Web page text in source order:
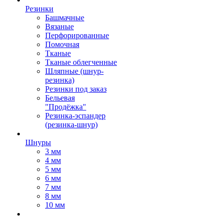
Резинки
Башмачные
Вязаные
Перфорированные
Помочная
Тканые
Тканые облегченные
Шляпные (шнур-
резинка)
Резинки под заказ
Бельевая
"Продёжка"
Резинка-эспандер
(резинка-шнур)
Шнуры
3 мм
4 мм
5 мм
6 мм
7 мм
8 мм
10 мм